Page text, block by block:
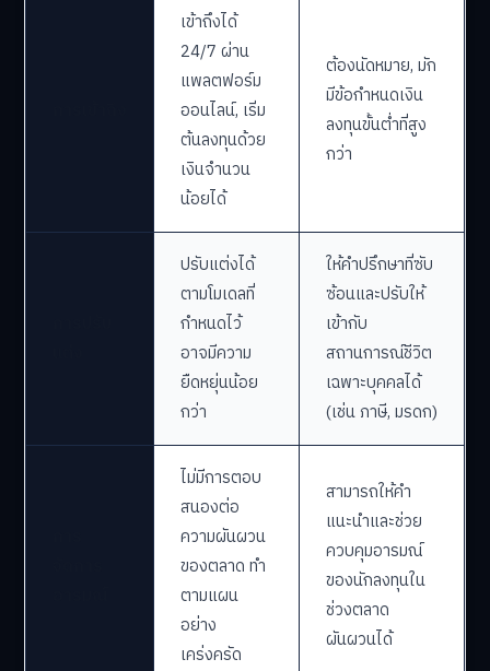
เข้าถึงได้
24/7 ผ่าน
แพลตฟอร์ม
ออนไลน์, เริ่ม
ต้นลงทุนด้วย
เงินจำนวน
น้อยได้
ต้องนัดหมาย, มัก
มีข้อกำหนดเงิน
ลงทุนขั้นต่ำที่สูง
กว่า
ปรับแต่งได้
ตามโมเดลที่
กำหนดไว้
อาจมีความ
ยืดหยุ่นน้อย
กว่า
ให้คำปรึกษาที่ซับ
ซ้อนและปรับให้
เข้ากับ
สถานการณ์ชีวิต
เฉพาะบุคคลได้
(เช่น ภาษี, มรดก)
ไม่มีการตอบ
สนองต่อ
ความผันผวน
ของตลาด ทำ
ตามแผน
อย่าง
เคร่งครัด
สามารถให้คำ
แนะนำและช่วย
ควบคุมอารมณ์
ของนักลงทุนใน
ช่วงตลาด
ผันผวนได้